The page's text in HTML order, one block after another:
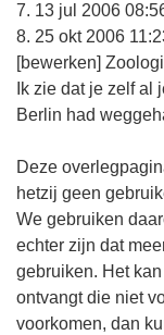
7. 13 jul 2006
8. 25 okt 2006
[bewerken]
Ik zie dat je zelf
Berlin had
Deze
hetzij geen
We gebruiken
echter zijn dat
gebruiken. Het
ontvangt die niet
voorkomen, dan